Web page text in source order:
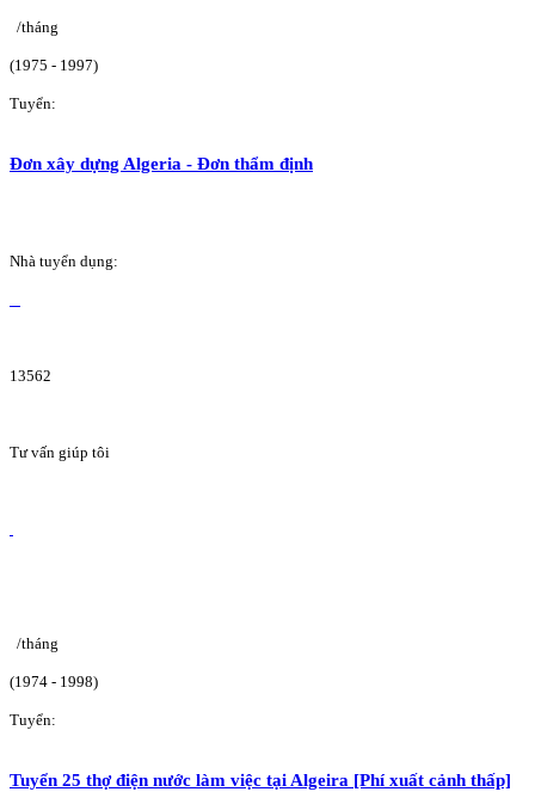
/tháng
(1975 - 1997)
Tuyển:
Đơn xây dựng Algeria - Đơn thẩm định
Nhà tuyển dụng:
13562
Tư vấn giúp tôi
/tháng
(1974 - 1998)
Tuyển:
Tuyển 25 thợ điện nước làm việc tại Algeira [Phí xuất cảnh thấp]